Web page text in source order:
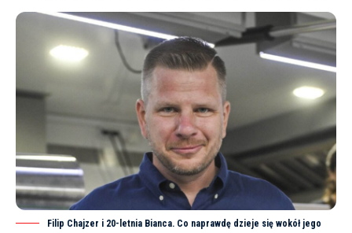
Filip Chajzer i 20-letnia Bianca. Co naprawdę dzieje się wokół jego